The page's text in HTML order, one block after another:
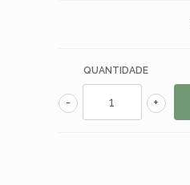
QUANTIDADE
+
-